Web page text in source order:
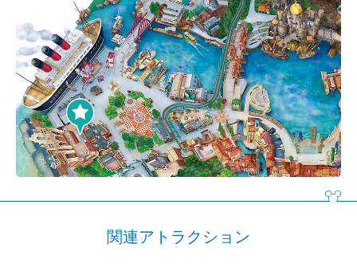
関連アトラクション